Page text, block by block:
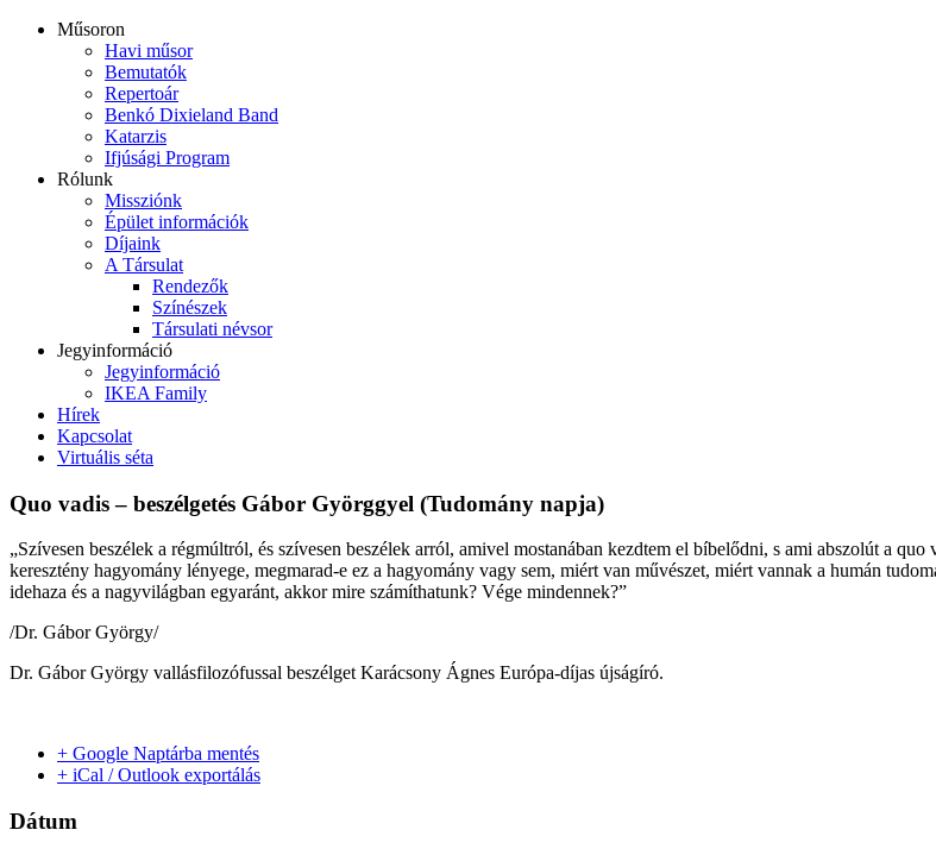
Műsoron
Havi műsor
Bemutatók
Repertoár
Benkó Dixieland Band
Katarzis
Ifjúsági Program
Rólunk
Missziónk
Épület információk
Díjaink
A Társulat
Rendezők
Színészek
Társulati névsor
Jegyinformáció
Jegyinformáció
IKEA Family
Hírek
Kapcsolat
Virtuális séta
Quo vadis – beszélgetés Gábor Györggyel (Tudomány napja)
„Szívesen beszélek a régmúltról, és szívesen beszélek arról, amivel mostanában kezdtem el bíbelődni, s ami abszolút a
keresztény hagyomány lényege, megmarad-e ez a hagyomány vagy sem, miért van művészet, miért vannak a humán
idehaza és a nagyvilágban egyaránt, akkor mire számíthatunk? Vége mindennek?”
/Dr. Gábor György/
Dr. Gábor György vallásfilozófussal beszélget Karácsony Ágnes Európa-díjas újságíró.
+ Google Naptárba mentés
+ iCal / Outlook exportálás
Dátum